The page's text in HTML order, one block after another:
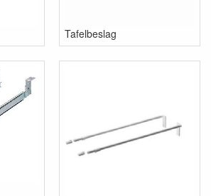
Tafelbeslag